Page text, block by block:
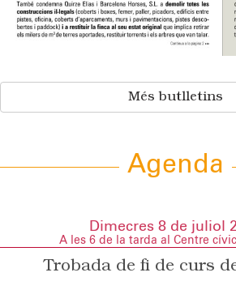
Més butlletins
Agenda
Dimecres 8 de juliol
A les 6 de la tarda al Centre
Trobada de fi de curs